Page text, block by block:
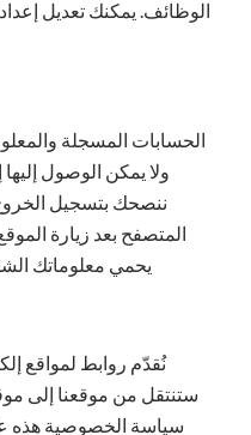
الوظائف. يمكنك تعديل
الحسابات المسجلة
ولا يمكن الوصول
ننصحك بتسجيل
المتصفح بعد زيارة
يحمي معلوماتك
نُقدّم روابط لمواقع
ستنتقل من موقعنا إلى
سياسة الخصوصية هذه